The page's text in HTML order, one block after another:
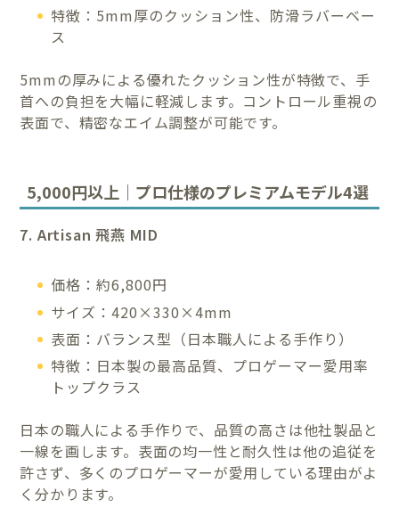
特徴：5mm厚のクッション性、防滑ラバーベー
ス
5mmの厚みによる優れたクッション性が特徴で、手
首への負担を大幅に軽減します。コントロール重視の
表面で、精密なエイム調整が可能です。
5,000円以上｜プロ仕様のプレミアムモデル4選
7. Artisan 飛燕 MID
価格：約6,800円
サイズ：420×330×4mm
表面：バランス型（日本職人による手作り）
特徴：日本製の最高品質、プロゲーマー愛用率
トップクラス
日本の職人による手作りで、品質の高さは他社製品と
一線を画します。表面の均一性と耐久性は他の追従を
許さず、多くのプロゲーマーが愛用している理由がよ
く分かります。